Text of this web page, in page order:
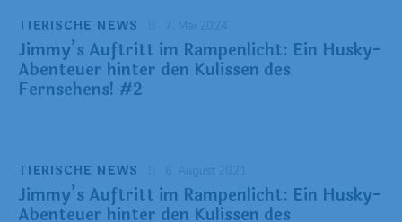
TIERISCHE NEWS 7. Mai 2024
Jimmy’s Auftritt im Rampenlicht: Ein Husky-
Abenteuer hinter den Kulissen des
Fernsehens! #2
TIERISCHE NEWS 6. August 2021
Jimmy’s Auftritt im Rampenlicht: Ein Husky-
Abenteuer hinter den Kulissen des